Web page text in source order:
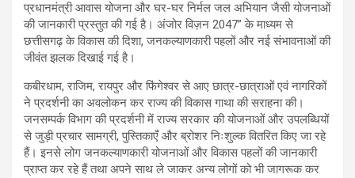
प्रधानमंत्री आवास योजना और घर-घर निर्मल जल अभियान जैसी योजनाओं
की जानकारी प्रस्तुत की गई है। अंजोर विज़न 2047” के माध्यम से
छत्तीसगढ़ के विकास की दिशा, जनकल्याणकारी पहलों और नई संभावनाओं की
जीवंत झलक दिखाई गई है।
कबीरधाम, राजिम, रायपुर और फिंगेश्वर से आए छात्र-छात्राओं एवं नागरिकों
ने प्रदर्शनी का अवलोकन कर राज्य की विकास गाथा की सराहना की।
जनसम्पर्क विभाग की प्रदर्शनी में राज्य सरकार की योजनाओं और उपलब्धियों
से जुड़ी प्रचार सामग्री, पुस्तिकाएँ और ब्रोशर निःशुल्क वितरित किए जा रहे
हैं। इनसे लोग जनकल्याणकारी योजनाओं और विकास पहलों की जानकारी
प्राप्त कर रहे हैं तथा अपने साथ ले जाकर अन्य लोगों को भी जागरूक कर